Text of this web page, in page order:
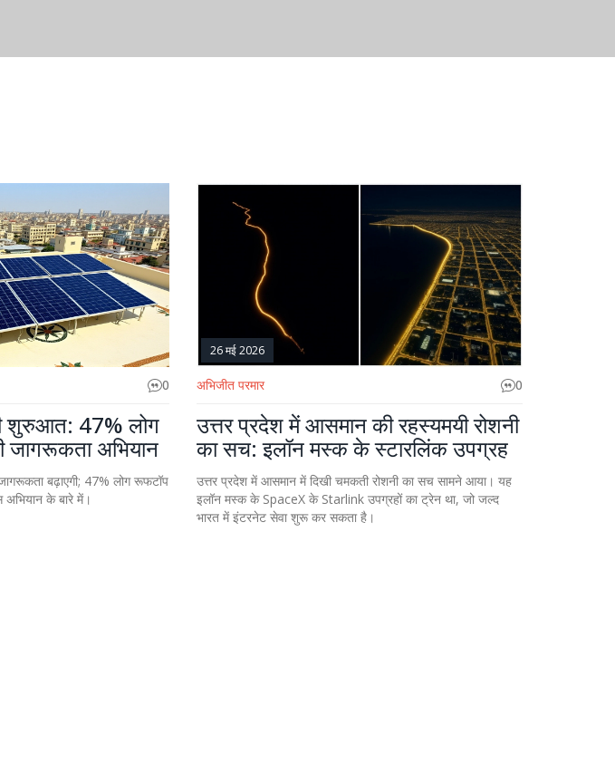
0
शुरुआत: 47% लोग
जागरूकता अभियान
बढ़ाएगी; 47% लोग रूफटॉप
के बारे में।
26 मई 2026
अभिजीत परमार 0
उत्तर प्रदेश में आसमान की रहस्यमयी रोशनी
का सच: इलॉन मस्क के स्टारलिंक उपग्रह
उत्तर प्रदेश में आसमान में दिखी चमकती रोशनी का सच सामने आया। यह
इलॉन मस्क के SpaceX के Starlink उपग्रहों का ट्रेन था, जो जल्द
भारत में इंटरनेट सेवा शुरू कर सकता है।